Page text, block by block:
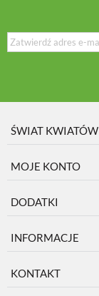
ŚWIAT KWIATÓW
MOJE KONTO
DODATKI
INFORMACJE
KONTAKT